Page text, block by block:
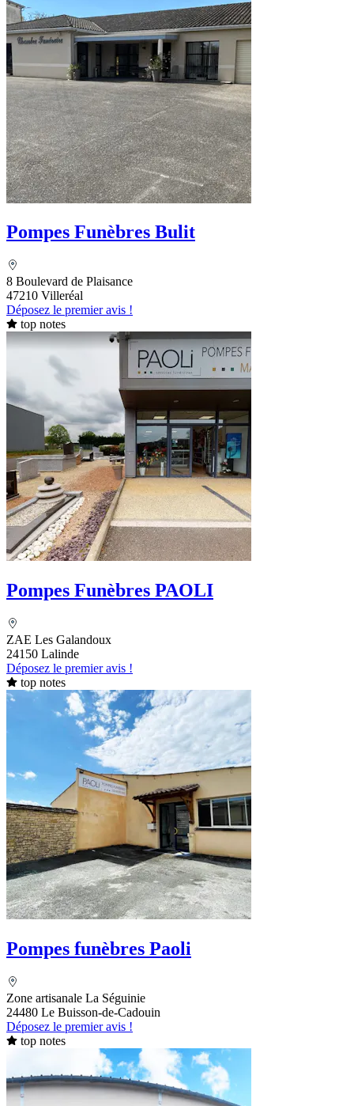
Pompes Funèbres Bulit
8 Boulevard de Plaisance
47210 Villeréal
Déposez le premier avis !
top notes
Pompes Funèbres PAOLI
ZAE Les Galandoux
24150 Lalinde
Déposez le premier avis !
top notes
Pompes funèbres Paoli
Zone artisanale La Séguinie
24480 Le Buisson-de-Cadouin
Déposez le premier avis !
top notes